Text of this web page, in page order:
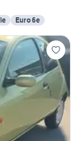
Euro 6e